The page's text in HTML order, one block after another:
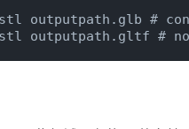
outputpath.glb #
outputpath.gltf #